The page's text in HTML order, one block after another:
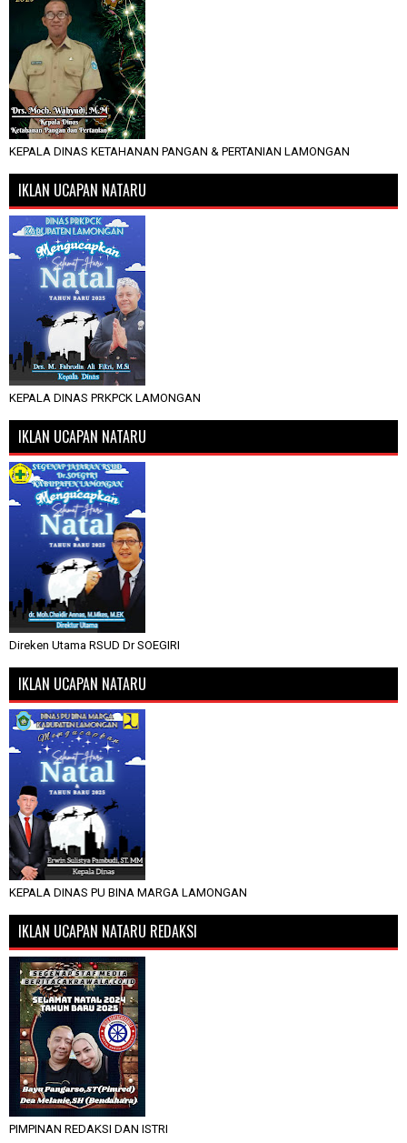
KEPALA DINAS KETAHANAN PANGAN & PERTANIAN LAMONGAN
IKLAN UCAPAN NATARU
KEPALA DINAS PRKPCK LAMONGAN
IKLAN UCAPAN NATARU
Direken Utama RSUD Dr SOEGIRI
IKLAN UCAPAN NATARU
KEPALA DINAS PU BINA MARGA LAMONGAN
IKLAN UCAPAN NATARU REDAKSI
PIMPINAN REDAKSI DAN ISTRI